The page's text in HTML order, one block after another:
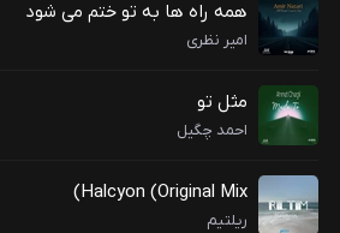
همه راه ها به تو ختم می شود
امیر نظری
مثل تو
احمد چگیل
Halcyon (Original Mix)
ریلتیم